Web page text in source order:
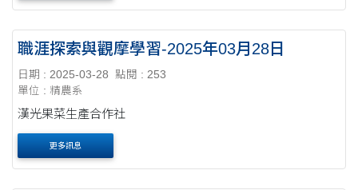
職涯探索與觀摩學習-2025年03月28日
日期 : 2025-03-28
點閱 : 253
單位 : 精農系
漢光果菜生產合作社
更多訊息